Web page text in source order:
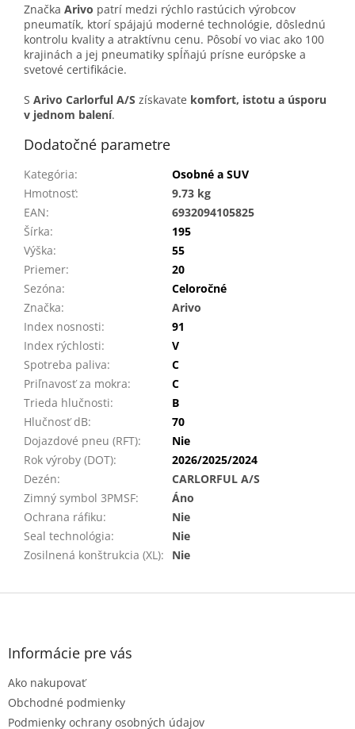
Značka Arivo patrí medzi rýchlo rastúcich výrobcov
pneumatík, ktorí spájajú moderné technológie, dôslednú
kontrolu kvality a atraktívnu cenu. Pôsobí vo viac ako 100
krajinách a jej pneumatiky spĺňajú prísne európske a
svetové certifikácie.
S Arivo Carlorful A/S získavate komfort, istotu a úsporu
v jednom balení.
Dodatočné parametre
Kategória:
Osobné a SUV
Hmotnosť:
9.73 kg
EAN:
6932094105825
Šírka:
195
Výška:
55
Priemer:
20
Sezóna:
Celoročné
Značka:
Arivo
Index nosnosti:
91
Index rýchlosti:
V
Spotreba paliva:
C
Priľnavosť za mokra:
C
Trieda hlučnosti:
B
Hlučnosť dB:
70
Dojazdové pneu (RFT):
Nie
Rok výroby (DOT):
2026/2025/2024
Dezén:
CARLORFUL A/S
Zimný symbol 3PMSF:
Áno
Ochrana ráfiku:
Nie
Seal technológia:
Nie
Zosilnená konštrukcia (XL): Nie
Z
Informácie pre vás
Ako nakupovať
Obchodné podmienky
Podmienky ochrany osobných údajov